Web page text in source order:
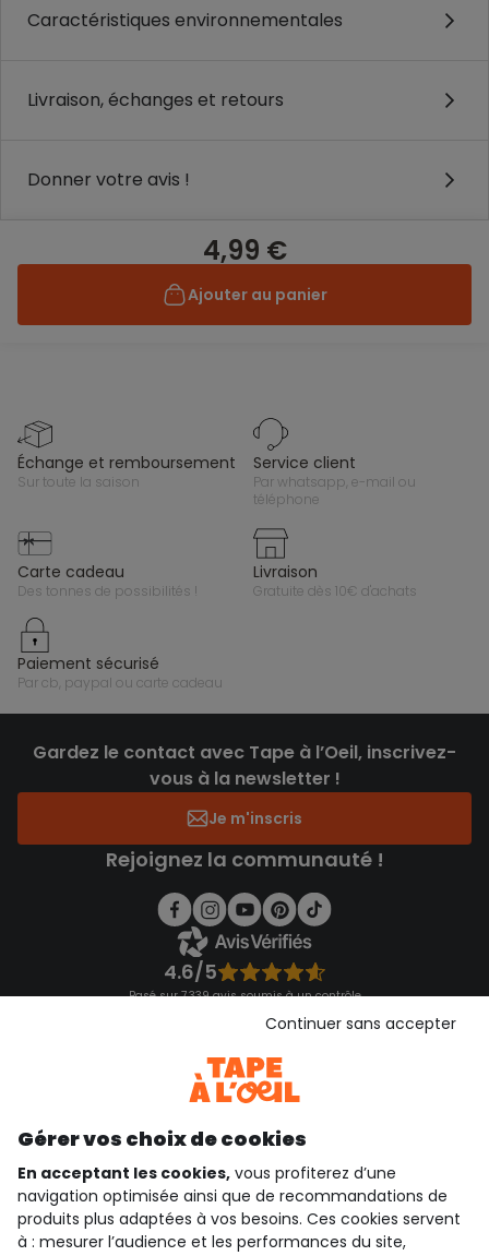
Caractéristiques environnementales
Livraison, échanges et retours
Donner votre avis !
4,99 €
Ajouter au panier
échange et remboursement
sur toute la saison
service client
par whatsapp, e-mail ou
téléphone
carte cadeau
des tonnes de possibilités !
livraison
gratuite dès 10€ d'achats
paiement sécurisé
par cb, paypal ou carte cadeau
Gardez le contact avec Tape à l’Oeil, inscrivez-
vous à la newsletter !
Je m'inscris
Rejoignez la communauté !
4.6/5
Basé sur 7 339 avis soumis à un contrôle
Consulter les CGU
qui sommes-nous ?
Gérer vos choix de cookies
En acceptant les cookies, vous profiterez d’une
navigation optimisée ainsi que de recommandations de
produits plus adaptées à vos besoins. Ces cookies servent
à : mesurer l’audience et les performances du site,
Continuer sans accepter